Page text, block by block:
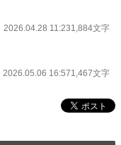
2026.04.28 11:231,884文字
2026.05.06 16:571,467文字